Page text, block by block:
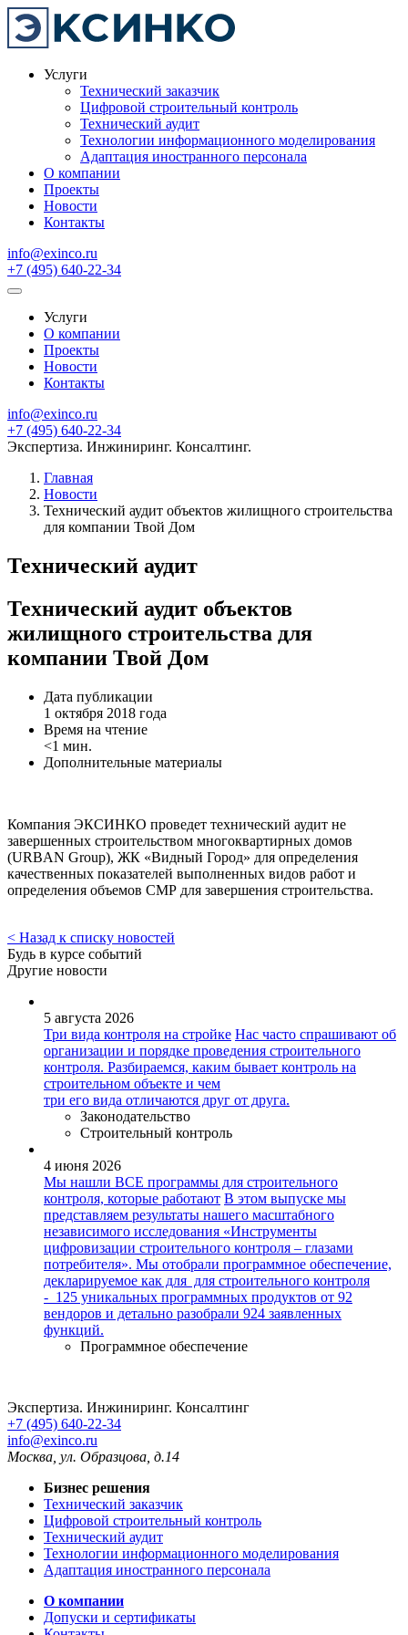
Услуги
Технический заказчик
Цифровой строительный контроль
Технический аудит
Технологии информационного моделирования
Адаптация иностранного персонала
О компании
Проекты
Новости
Контакты
info@exinco.ru
+7 (495) 640-22-34
Услуги
О компании
Проекты
Новости
Контакты
info@exinco.ru
+7 (495) 640-22-34
Экспертиза. Инжиниринг. Консалтинг.
Главная
Новости
Технический аудит объектов жилищного строительства
для компании Твой Дом
Технический аудит
Технический аудит объектов
жилищного строительства для
компании Твой Дом
Дата публикации
1 октября 2018 года
Время на чтение
<1 мин.
Дополнительные материалы
Компания ЭКСИНКО проведет технический аудит не
завершенных строительством многоквартирных домов
(URBAN Group), ЖК «Видный Город» для определения
качественных показателей выполненных видов работ и
определения объемов СМР для завершения строительства.
< Назад к списку новостей
Будь в курсе событий
Другие новости
5 августа 2026
Три вида контроля на стройке Нас часто спрашивают об
организации и порядке проведения строительного
контроля. Разбираемся, каким бывает контроль на
строительном объекте и чем
три его вида отличаются друг от друга.
Законодательство
Строительный контроль
4 июня 2026
Мы нашли ВСЕ программы для строительного
контроля, которые работают В этом выпуске мы
представляем результаты нашего масштабного
независимого исследования «Инструменты
цифровизации строительного контроля – глазами
потребителя». Мы отобрали программное обеспечение,
декларируемое как для для строительного контроля
- 125 уникальных программных продуктов от 92
вендоров и детально разобрали 924 заявленных
функций.
Программное обеспечение
Экспертиза. Инжиниринг. Консалтинг
+7 (495) 640-22-34
info@exinco.ru
Москва ул. Образцова, д.14
Бизнес решения
Технический заказчик
Цифровой строительный контроль
Технический аудит
Технологии информационного моделирования
Адаптация иностранного персонала
О компании
Допуски и сертификаты